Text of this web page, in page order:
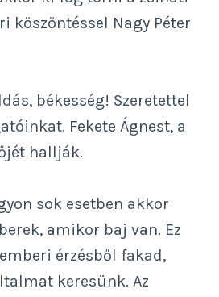
köszöntéssel Nagy Péter
békesség! Szeretettel
Fekete Ágnest, a
hallják.
sok esetben akkor
amikor baj van. Ez
érzésből fakad,
keresünk. Az